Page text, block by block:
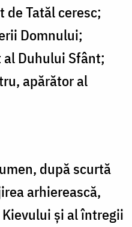
Tatăl ceresc;
Domnului;
Duhului Sfânt;
apărător al
după scurtă
arhierească,
și al întregii